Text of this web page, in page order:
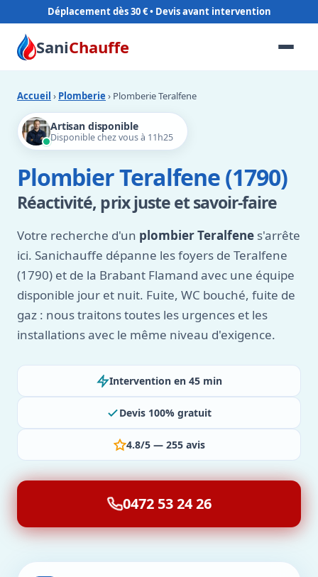
Déplacement dès 30 €
SaniChauffe
Accueil › Plomberie › Plomberie Teralfene
Artisan disponible
Disponible chez vous à 11h25
Plombier Teralfene (1790)
Réactivité, prix juste et savoir-faire
Votre recherche d'un plombier Teralfene s'arrête
ici. Sanichauffe dépanne les foyers de Teralfene
(1790) et de la Brabant Flamand avec une équipe
disponible jour et nuit. Fuite, WC bouché, fuite de
gaz : nous traitons toutes les urgences et les
installations avec le même niveau d'exigence.
Intervention en 45 min
Devis 100% gratuit
4.8/5 — 255 avis
0472 53 24 26